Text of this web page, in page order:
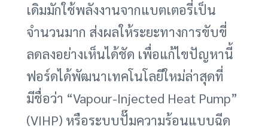
เดิมมักใช้พลังงานจากแบตเตอรี่เป็น
จำนวนมาก ส่งผลให้ระยะทางการขับขี่
ลดลงอย่างเห็นได้ชัด เพื่อแก้ไขปัญหานี้
ฟอร์ดได้พัฒนาเทคโนโลยีใหม่ล่าสุดที่
มีชื่อว่า “Vapour-Injected Heat Pump”
(VIHP) หรือระบบปั๊มความร้อนแบบฉีด